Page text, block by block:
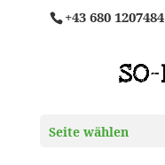
+43 680 1207484
Seite wählen